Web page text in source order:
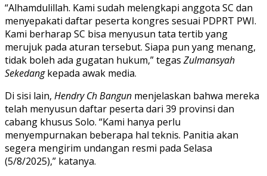
“Alhamdulillah. Kami sudah melengkapi anggota SC dan
menyepakati daftar peserta kongres sesuai PDPRT PWI.
Kami berharap SC bisa menyusun tata tertib yang
merujuk pada aturan tersebut. Siapa pun yang menang,
tidak boleh ada gugatan hukum,” tegas Zulmansyah
Sekedangkepada awak media.
Di sisi lain, Hendry Ch Bangun menjelaskan bahwa mereka
telah menyusun daftar peserta dari 39 provinsi dan
cabang khusus Solo. “Kami hanya perlu
menyempurnakan beberapa hal teknis. Panitia akan
segera mengirim undangan resmi pada Selasa
(5/8/2025),” katanya.